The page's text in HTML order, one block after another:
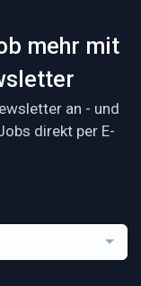
mehr mit
an - und
direkt per E-